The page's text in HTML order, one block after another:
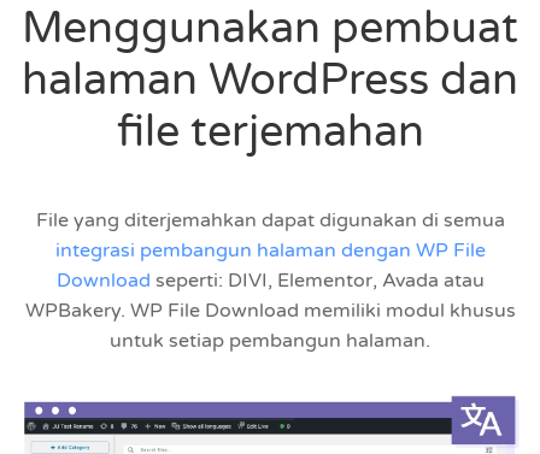
Menggunakan pembuat
halaman WordPress dan
file terjemahan
File yang diterjemahkan dapat digunakan di semua
integrasi pembangun halaman dengan WP File
Download seperti: DIVI, Elementor, Avada atau
WPBakery. WP File Download memiliki modul khusus
untuk setiap pembangun halaman.